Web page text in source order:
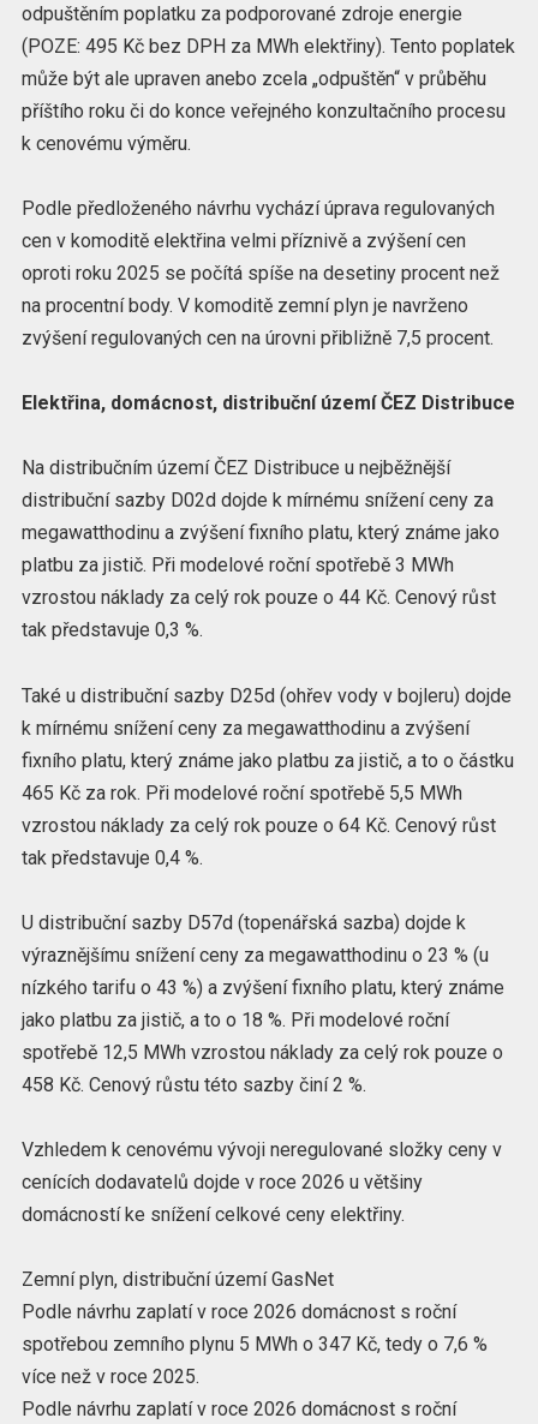
odpuštěním poplatku za podporované zdroje energie
(POZE: 495 Kč bez DPH za MWh elektřiny). Tento poplatek
může být ale upraven anebo zcela „odpuštěn“ v průběhu
příštího roku či do konce veřejného konzultačního procesu
k cenovému výměru.
Podle předloženého návrhu vychází úprava regulovaných
cen v komoditě elektřina velmi příznivě a zvýšení cen
oproti roku 2025 se počítá spíše na desetiny procent než
na procentní body. V komoditě zemní plyn je navrženo
zvýšení regulovaných cen na úrovni přibližně 7,5 procent.
Elektřina, domácnost, distribuční území ČEZ Distribuce
Na distribučním území ČEZ Distribuce u nejběžnější
distribuční sazby D02d dojde k mírnému snížení ceny za
megawatthodinu a zvýšení fixního platu, který známe jako
platbu za jistič. Při modelové roční spotřebě 3 MWh
vzrostou náklady za celý rok pouze o 44 Kč. Cenový růst
tak představuje 0,3 %.
Také u distribuční sazby D25d (ohřev vody v bojleru) dojde
k mírnému snížení ceny za megawatthodinu a zvýšení
fixního platu, který známe jako platbu za jistič, a to o částku
465 Kč za rok. Při modelové roční spotřebě 5,5 MWh
vzrostou náklady za celý rok pouze o 64 Kč. Cenový růst
tak představuje 0,4 %.
U distribuční sazby D57d (topenářská sazba) dojde k
výraznějšímu snížení ceny za megawatthodinu o 23 % (u
nízkého tarifu o 43 %) a zvýšení fixního platu, který známe
jako platbu za jistič, a to o 18 %. Při modelové roční
spotřebě 12,5 MWh vzrostou náklady za celý rok pouze o
458 Kč. Cenový růstu této sazby činí 2 %.
Vzhledem k cenovému vývoji neregulované složky ceny v
cenících dodavatelů dojde v roce 2026 u většiny
domácností ke snížení celkové ceny elektřiny.
Zemní plyn, distribuční území GasNet
Podle návrhu zaplatí v roce 2026 domácnost s roční
spotřebou zemního plynu 5 MWh o 347 Kč, tedy o 7,6 %
více než v roce 2025.
Podle návrhu zaplatí v roce 2026 domácnost s roční